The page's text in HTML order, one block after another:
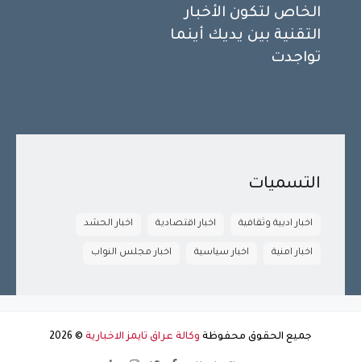
الخاص لتكون الأخبار
التقنية بين يديك أينما
تواجدت
التسميات
اخبار ادبية وثقافية اخبار اقتصادية اخبار الحشد
اخبار امنية اخبار سياسية اخبار مجلس النواب
جميع الحقوق محفوظة وكالة عراق تايمز الاخبارية ©
2026